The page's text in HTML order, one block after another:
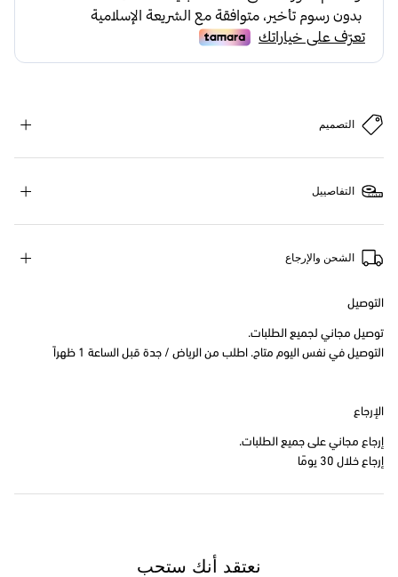
التصميم
التفاصييل
الشحن والإرجاع
التوصيل
توصيل مجاني لجميع الطلبات.
التوصيل في نفس اليوم متاح. اطلب من الرياض / جدة قبل الساعة 1 ظهراً
الإرجاع
إرجاع مجاني على جميع الطلبات.
إرجاع خلال 30 يومًا
نعتقد أنك ستحب